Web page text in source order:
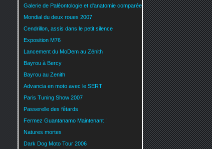
Galerie de Paléontologie et d'anatomie comparée
Mondial du deux roues 2007
Cendrillon, assis dans le petit silence
Exposition M76
Lancement du MoDem au Zénith
Bayrou à Bercy
Bayrou au Zenith
Advancia en moto avec le SERT
Paris Tuning Show 2007
Passerelle des fêtards
Fermez Guantanamo Maintenant !
Natures mortes
Dark Dog Moto Tour 2006